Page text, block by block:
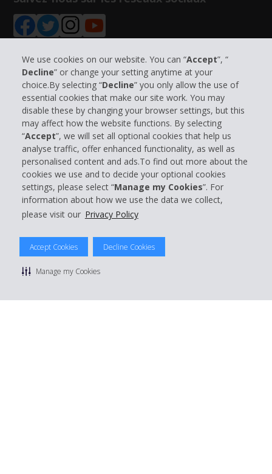
We use cookies on our website. You can “Accept”, “
Decline” or change your setting anytime at your
choice.By selecting “Decline” you only allow the use of
essential cookies that make our site work. You may
disable these by changing your browser settings, but this
may affect how the website functions. By selecting
“Accept”, we will set all optional cookies that help us
analyse traffic, offer enhanced functionality, as well as
personalised content and ads.To find out more about the
cookies we use and to decide your optional cookies
settings, please select “Manage my Cookies”. For
information about how we use the data we collect,
please visit our Privacy Policy
Accept Cookies Decline Cookies
Manage my Cookies
Informations sur l'entreprise
Entreprise
Support client
Réserver avec Hertz
© 2026 The Hertz System, Inc.
Politique de confidentialité | Conditions d'utilisation du site
Conditions de location
Gérer mes cookies